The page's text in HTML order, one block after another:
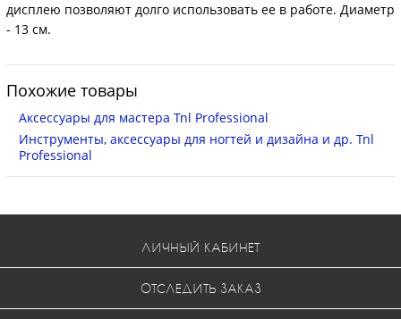
дисплею позволяют долго использовать ее в работе. Диаметр
- 13 см.
Похожие товары
Аксессуары для мастера Tnl Professional
Инструменты, аксессуары для ногтей и дизайна и др. Tnl
Professional
ЛИЧНЫЙ КАБИНЕТ
ОТСЛЕДИТЬ ЗАКАЗ